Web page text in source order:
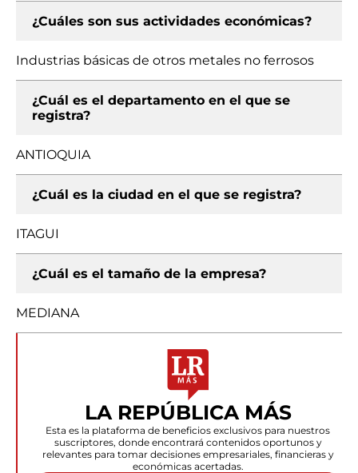
¿Cuáles son sus actividades económicas?
Industrias básicas de otros metales no ferrosos
¿Cuál es el departamento en el que se
registra?
ANTIOQUIA
¿Cuál es la ciudad en el que se registra?
ITAGUI
¿Cuál es el tamaño de la empresa?
MEDIANA
LA REPÚBLICA MÁS
Esta es la plataforma de beneficios exclusivos para nuestros
suscriptores, donde encontrará contenidos oportunos y
relevantes para tomar decisiones empresariales, financieras y
económicas acertadas.